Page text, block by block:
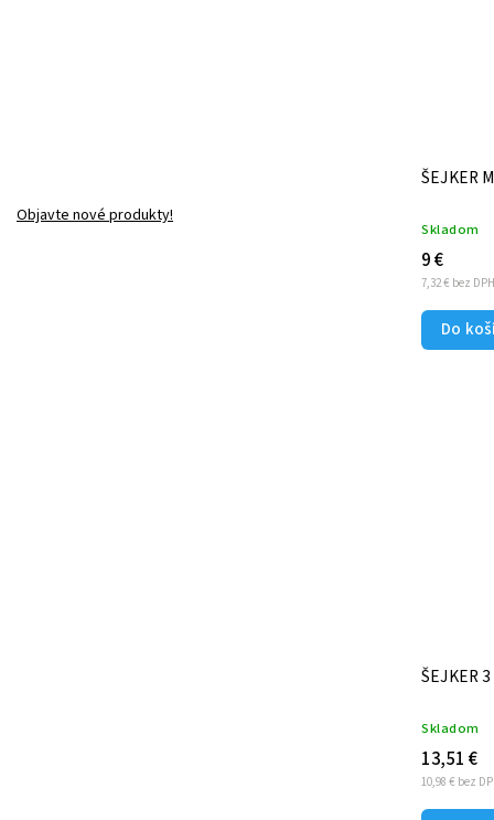
Objavte nové produkty!
ŠEJKER
Skladom
7,32 € bez DPH
9 €
Do
ŠEJKER
Skladom
10,98 € bez
13,51 €